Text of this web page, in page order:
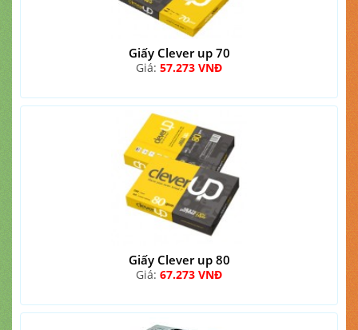
Giấy Clever up 70
Giá: 57.273 VNĐ
Giấy Clever up 80
Giá: 67.273 VNĐ